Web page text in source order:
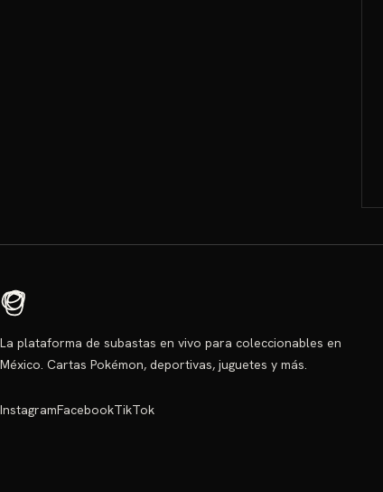
La plataforma de subastas en vivo para coleccionables en
México. Cartas Pokémon, deportivas, juguetes y más.
InstagramFacebookTikTok